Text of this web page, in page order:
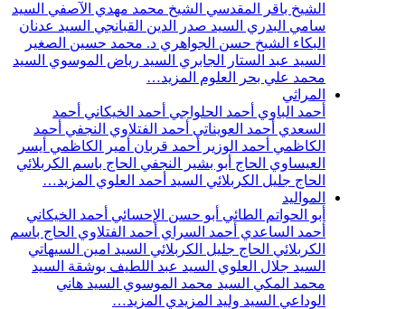
الشيخ باقر المقدسي الشيخ محمد مهدي الآصفي السيد
سامي البدري السيد صدر الدين القبانجي السيد عدنان
البكاء الشيخ حسن الجواهري د. محمد حسين الصغير
السيد عبد الستار الجابري السيد رياض الموسوي السيد
محمد علي بحر العلوم المزيد…
المراثي
أحمد الباوي أحمد الحلواجي أحمد الخيكاني أحمد
السعدي أحمد العويناتي أحمد الفتلاوي النجفي أحمد
الكاظمي أحمد الوزير أحمد قربان أمير الكاظمي أيسر
العيساوي الحاج أبو بشير النجفي الحاج باسم الكربلائي
الحاج جليل الكربلائي السيد أحمد العلوي المزيد…
المواليد
أبو الحواتم الطائي أبو حسن الإحسائي أحمد الخيكاني
أحمد الساعدي أحمد السراي أحمد الفتلاوي الحاج باسم
الكربلائي الحاج جليل الكربلائي السيد امين السيهاتي
السيد جلال العلوي السيد عبد اللطيف بوشقة السيد
محمد المكي السيد محمد الموسوي السيد هاني
الوداعي السيد وليد المزيدي المزيد…